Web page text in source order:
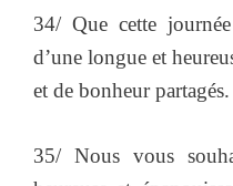
34/ Que cette
d’une longue et
et de bonheur partagés.
35/ Nous vous